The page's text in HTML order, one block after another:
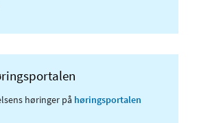
høringer på høringsportalen